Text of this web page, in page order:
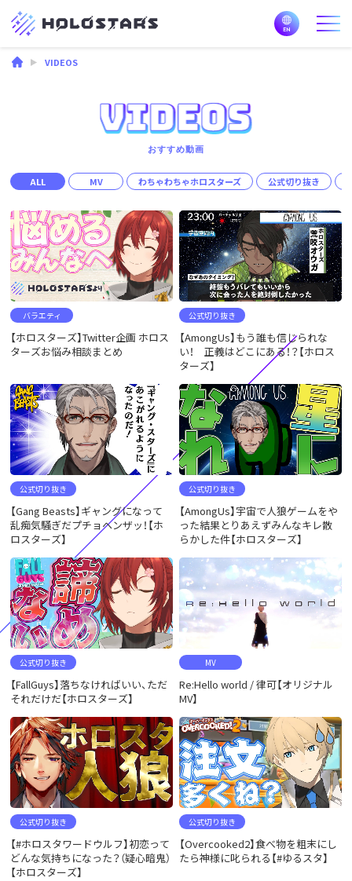
VIDEOS
おすすめ動画
ALL MV わちゃわちゃホロスターズ 公式切り抜き
バラエティ
【ホロスターズ】Twitter企画 ホロス
ターズお悩み相談まとめ
公式切り抜き
【AmongUs】もう誰も信じられな
い！ 正義はどこにある！？【ホロス
ターズ】
公式切り抜き
【Gang Beasts】ギャングになって
乱痴気騒ぎだプチョヘンザッ！【ホ
ロスターズ】
公式切り抜き
【AmongUs】宇宙で人狼ゲームをや
った結果とりあえずみんなキレ散
らかした件【ホロスターズ】
公式切り抜き
【FallGuys】落ちなければいい、ただ
それだけだ【ホロスターズ】
MV
Re:Hello world / 律可【オリジナル
MV】
公式切り抜き
【#ホロスタワードウルフ】初恋って
どんな気持ちになった？（疑心暗鬼）
【ホロスターズ】
公式切り抜き
【Overcooked2】食べ物を粗末にし
たら神様に叱られる【#ゆるスタ】